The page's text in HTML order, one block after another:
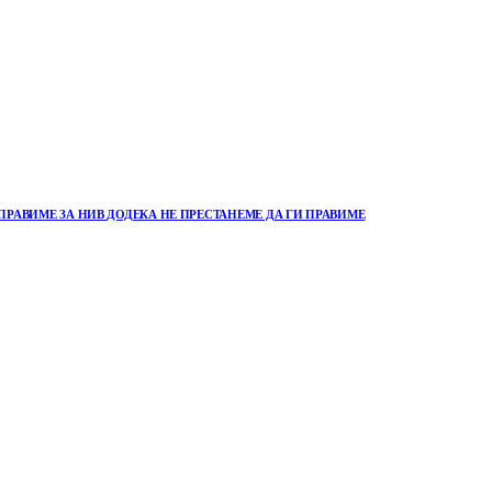
ЗА НИВ ДОДЕКА НЕ ПРЕСТАНЕМЕ ДА ГИ ПРАВИМЕ